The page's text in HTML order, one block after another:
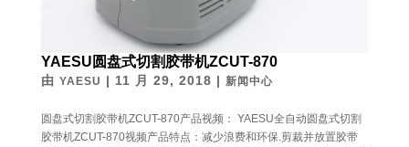
YAESU圆盘式切割胶带机ZCUT-870
由 YAESU | 11 月 29, 2018 | 新闻中心
圆盘式切割胶带机ZCUT-870产品视频： YAESU全自动圆盘式切割
胶带机ZCUT-870视频产品特点：减少浪费和环保.剪裁并放置胶带